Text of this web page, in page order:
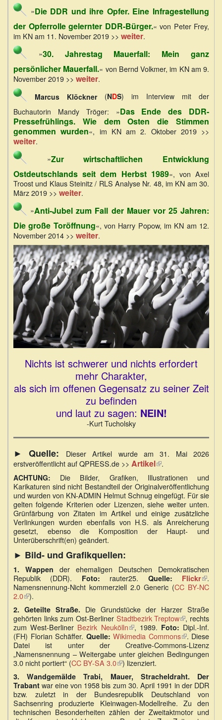
»Die DDR und ihre Opfer. Eine Infragestellung
der Opferrolle gelernter DDR-Bürger.« von Peter Frey,
im KN am 11. November 2019 >> weiter.
»30. Jahrestag Mauerfall: Mein ganz
persönlicher Mauerfall.« von Bernd Volkmer, im KN am 9.
November 2019 >> weiter.
Marcus Klöckner(NDS) im Interview mit der
Buchautorin Mandy Tröger: »Das Ende des DDR-
Pressefrühlings. Wie dem Osten die Stimmen
genommen wurden«, im KN am 2. Oktober 2019 >>
weiter.
»Zur wirtschaftlichen Entwicklung
Ostdeutschlands seit dem Herbst 1989«, von Axel
Troost und Klaus Steinitz / RLS Analyse Nr. 48, im KN am 30.
März 2019 >> weiter.
»Anti-Jubel zum Fall der Mauer vor 25 Jahren:
Die große Toröffnung«, von Harry Popow, im KN am 12.
November 2014 >> weiter.
Nichts ist schwerer und nichts erfordert
mehr Charakter,
als sich im offenen Gegensatz zu seiner Zeit
zu befinden
und laut zu sagen: NEIN!
-Kurt Tucholsky
► Quelle:
Dieser Artikel wurde am 31. Mai 2026
erstveröffentlicht auf QPRESS.de >> Artikel(Link
extern)
.
ACHTUNG: Die Bilder, Grafiken, Illustrationen und
Karikaturen sind nicht Bestandteil der Originalveröffentlichung
und wurden von KN-ADMIN Helmut Schnug eingefügt. Für sie
gelten folgende Kriterien oder Lizenzen, siehe weiter unten.
Grünfärbung von Zitaten im Artikel und einige zusätzliche
Verlinkungen wurden ebenfalls von H.S. als Anreicherung
gesetzt, ebenso die Komposition der Haupt- und
Unterüberschrift(en) geändert.
► Bild- und Grafikquellen:
1. Wappen der ehemaligen Deutschen Demokratischen
Republik (DDR). Foto: rauter25. Quelle: Flickr(Link
ist
.
Namensnennung-Nicht kommerziell 2.0 Generic (CC BY-NC
2.0(Link
ist
extern)
).
2. Geteilte Straße. Die Grundstücke der Harzer Straße
gehörten links zum Ost-Berliner Stadtbezirk Treptow(Link
ist
extern)
, rechts
zum West-Berliner Bezirk Neukölln(Link
ist
extern)
, 1989. Foto: Dipl.-Inf.
(FH) Florian Schäffer. Quelle: Wikimedia Commons(Link
ist
extern)
. Diese
Datei ist unter der Creative-Commons-Lizenz
„Namensnennung – Weitergabe unter gleichen Bedingungen
3.0 nicht portiert“ (CC BY-SA 3.0(Link
extern)
) lizenziert.
3.
Wandgemälde Trabi, Mauer, Stracheldraht. Der
Trabant war eine von 1958 bis zum 30. April 1991 in der DDR
bzw. zuletzt in der Bundesrepublik Deutschland von
Sachsenring produzierte Kleinwagen-Modellreihe. Zu den
technischen Besonderheiten zählen der Zweitaktmotor und